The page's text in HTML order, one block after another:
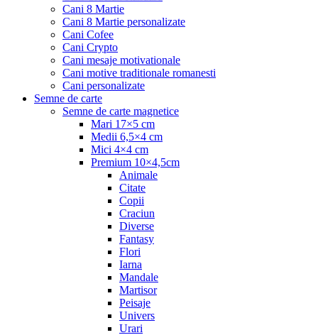
Cani 8 Martie
Cani 8 Martie personalizate
Cani Cofee
Cani Crypto
Cani mesaje motivationale
Cani motive traditionale romanesti
Cani personalizate
Semne de carte
Semne de carte magnetice
Mari 17×5 cm
Medii 6,5×4 cm
Mici 4×4 cm
Premium 10×4,5cm
Animale
Citate
Copii
Craciun
Diverse
Fantasy
Flori
Iarna
Mandale
Martisor
Peisaje
Univers
Urari